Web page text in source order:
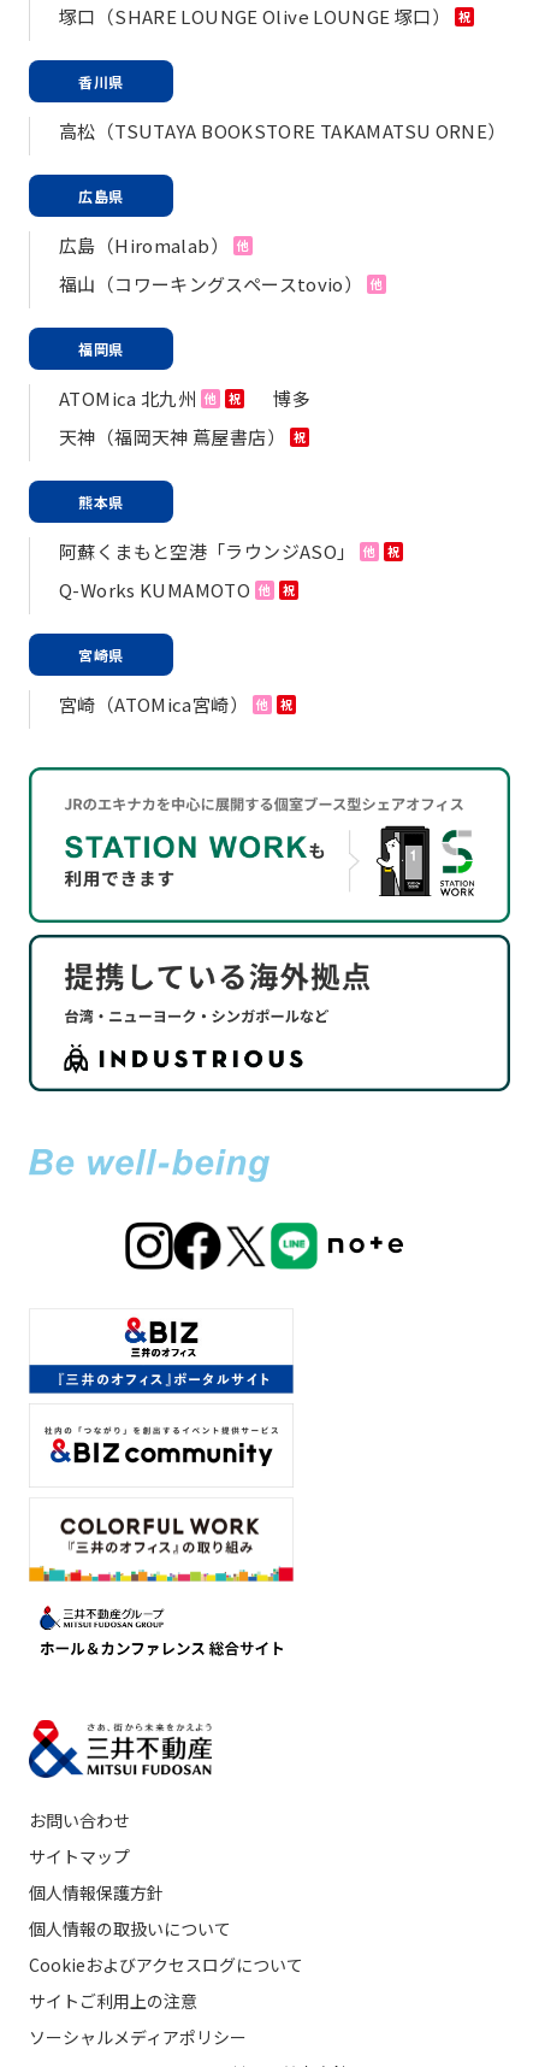
塚口（SHARE LOUNGE Olive LOUNGE 塚口）
祝
香川県
高松（TSUTAYA BOOKSTORE TAKAMATSU ORNE）
広島県
広島（Hiromalab） 他
福山（コワーキングスペースtovio） 他
福岡県
ATOMica 北九州 他 祝
博多
天神（福岡天神 蔦屋書店）
祝
熊本県
阿蘇くまもと空港「ラウンジASO」 他 祝
Q-Works KUMAMOTO 他 祝
宮崎県
宮崎（ATOMica宮崎） 他 祝
お問い合わせ
サイトマップ
個人情報保護方針
個人情報の取扱いについて
Cookieおよびアクセスログについて
サイトご利用上の注意
ソーシャルメディアポリシー